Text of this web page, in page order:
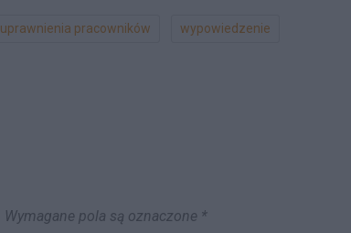
uprawnienia pracowników wypowiedzenie
Wymagane pola są oznaczone *